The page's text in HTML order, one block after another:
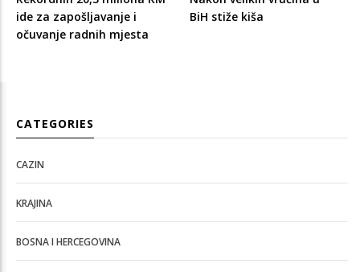
ide za zapošljavanje i
očuvanje radnih mjesta
BiH stiže kiša
CATEGORIES
CAZIN
KRAJINA
BOSNA I HERCEGOVINA